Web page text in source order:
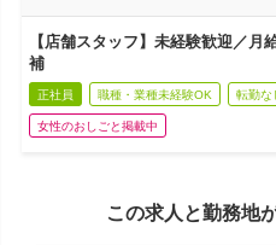
【店舗スタッフ】未経験歓迎／月
補
正社員 職種・業種未経験OK 転勤な
女性のおしごと掲載中
この求人と勤務地